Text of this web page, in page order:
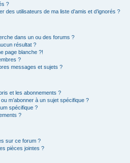
?
des utilisateurs de ma liste d’amis et d’ignorés ?
dans un ou des forums ?
résultat ?
page blanche ?!
?
messages et sujets ?
et les abonnements ?
m’abonner à un sujet spécifique ?
spécifique ?
?
sur ce forum ?
pièces jointes ?